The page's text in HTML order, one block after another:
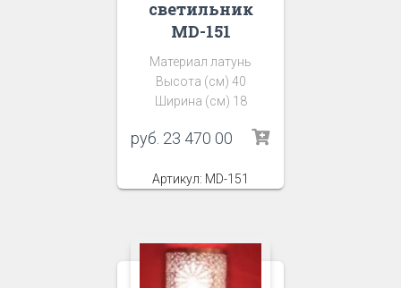
светильник
MD-151
Материал латунь
Высота (см) 40
Ширина (см) 18
руб. 23 470 00
Артикул: MD-151